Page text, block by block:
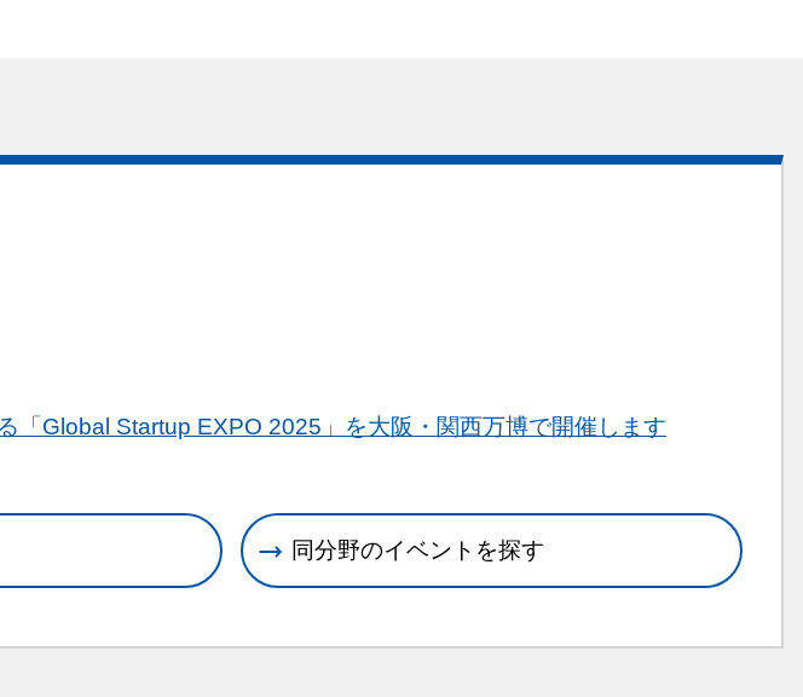
「Global Startup EXPO 2025」を大阪・関西万博で開催します
同分野のイベントを探す